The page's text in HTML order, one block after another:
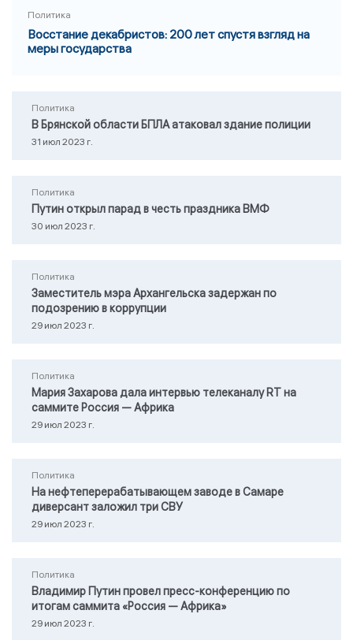
Политика
Восстание декабристов: 200 лет спустя взгляд на
меры государства
Политика
В Брянской области БПЛА атаковал здание полиции
31 июл 2023 г.
Политика
Путин открыл парад в честь праздника ВМФ
30 июл 2023 г.
Политика
Заместитель мэра Архангельска задержан по
подозрению в коррупции
29 июл 2023 г.
Политика
Мария Захарова дала интервью телеканалу RТ на
саммите Россия — Африка
29 июл 2023 г.
Политика
На нефтеперерабатывающем заводе в Самаре
диверсант заложил три СВУ
29 июл 2023 г.
Политика
Владимир Путин провел пресс-конференцию по
итогам саммита «Россия — Африка»
29 июл 2023 г.